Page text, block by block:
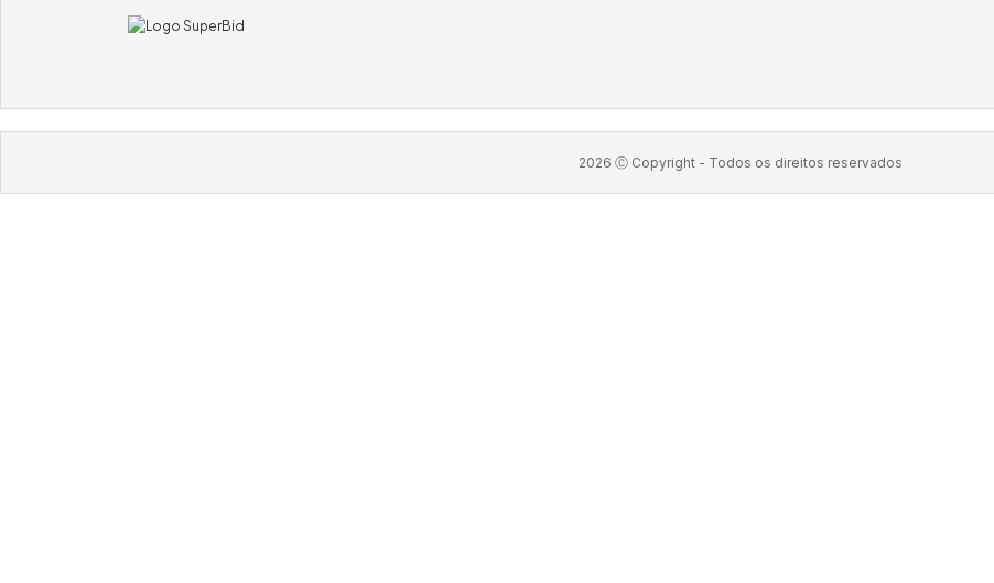
2026 Ⓒ Copyright - Todos os direitos reservados